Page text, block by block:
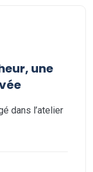
une
dans l’atelier